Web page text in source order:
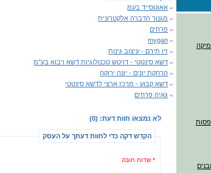
» אאוטסייד בעמ
» מגנור הדברה אלקטרונית
» פרחים
»
mygan
» זיו תירם - עיצוב גינות
» דשא סינטטי - דויטש טכנולוגיות דשא ויבוא בע"מ
» הרחקת יונים - יונה ירוקה
» דשא קבוע - מרכז ארצי לדשא סינטטי
» גאיה פרחים
לא נמצאו חוות דעת: (0)
הקדש דקה כדי לחוות דעתך על העסק
* שדות חובה